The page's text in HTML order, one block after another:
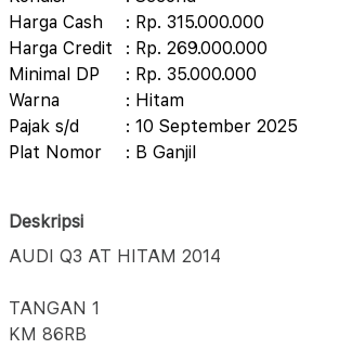
Harga Cash
: Rp. 315.000.000
Harga Credit
: Rp. 269.000.000
Minimal DP
: Rp. 35.000.000
Warna
: Hitam
Pajak s/d
: 10 September 2025
Plat Nomor
: B Ganjil
Deskripsi
AUDI Q3 AT HITAM 2014
TANGAN 1
KM 86RB